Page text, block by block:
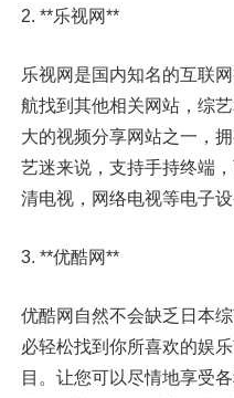
2. **乐视网**
乐视网是国内知名的互联
航找到其他相关网站，综
大的视频分享网站之一，
艺迷来说，支持手持终端
清电视，网络电视等电子设
3. **优酷网**
优酷网自然不会缺乏日本
必轻松找到你所喜欢的娱
目。让您可以尽情地享受